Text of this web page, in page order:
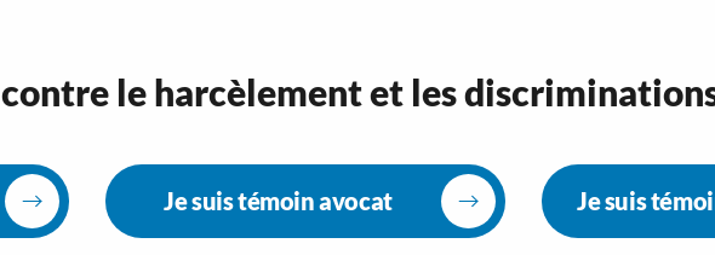
contre le harcèlement et les
Je suis témoin avocat Je suis